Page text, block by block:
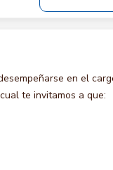
en el
te invitamos a que: